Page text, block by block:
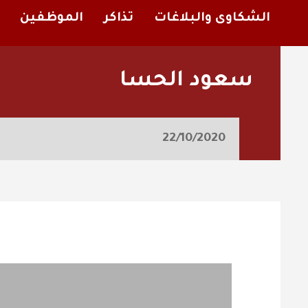
الشكاوى والبلاغات تذاكر الموظفين
سعود الحسا
22/10/2020